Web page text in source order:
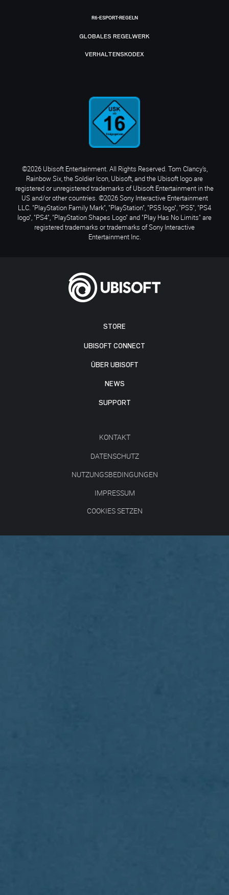
STORE
UBISOFT CONNECT
ÜBER UBISOFT
NEWS
SUPPORT
KONTAKT
DATENSCHUTZ
NUTZUNGSBEDINGUNGEN
IMPRESSUM
COOKIES SETZEN
R6-ESPORT-REGELN
GLOBALES REGELWERK
VERHALTENSKODEX
©2026 Ubisoft Entertainment. All Rights Reserved. Tom Clancy’s,
Rainbow Six, the Soldier Icon, Ubisoft, and the Ubisoft logo are
registered or unregistered trademarks of Ubisoft Entertainment in the
US and/or other countries. ©2026 Sony Interactive Entertainment
LLC. "PlayStation Family Mark", "PlayStation", "PS5 logo", "PS5", "PS4
logo", "PS4", "PlayStation Shapes Logo" and "Play Has No Limits" are
registered trademarks or trademarks of Sony Interactive
Entertainment Inc.